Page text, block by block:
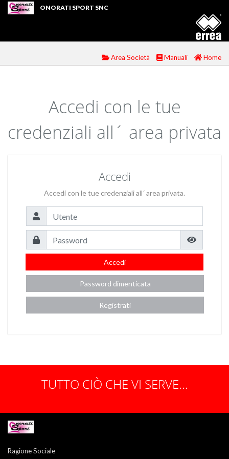
ONORATI SPORT SNC
Area Società Manuali Home
Accedi con le tue
credenziali all´ area privata
Accedi
Accedi con le tue credenziali all´ area privata.
Accedi
Password dimenticata
Registrati
TUTTO CIÒ CHE VI SERVE...
Ragione Sociale